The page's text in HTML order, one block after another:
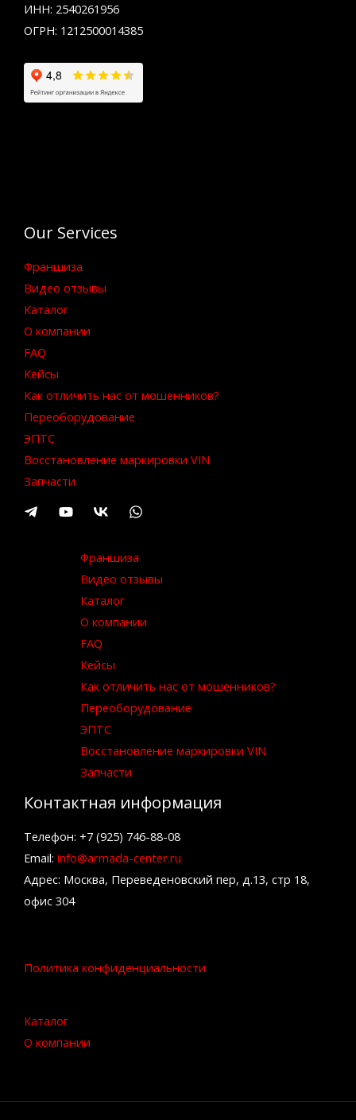
ИНН: 2540261956
ОГРН: 1212500014385
Our Services
Франшиза
Видео отзывы
Каталог
О компании
FAQ
Кейсы
Как отличить нас от мошенников?
Переоборудование
ЭПТС
Восстановление маркировки VIN
Запчасти
Франшиза
Видео отзывы
Каталог
О компании
FAQ
Кейсы
Как отличить нас от мошенников?
Переоборудование
ЭПТС
Восстановление маркировки VIN
Запчасти
Контактная информация
Телефон: +7 (925) 746-88-08
Email: info@armada-center.ru
Адрес: Москва, Переведеновский пер, д.13, стр 18,
офис 304
Политика конфиденциальности
Каталог
О компании